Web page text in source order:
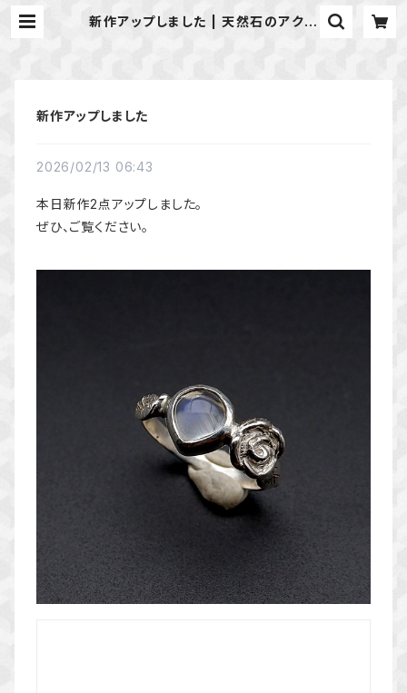
新作アップしました | 天然石のアクセ
新作アップしました
2026/02/13 06:43
本日新作2点アップしました。
ぜひ、ご覧ください。